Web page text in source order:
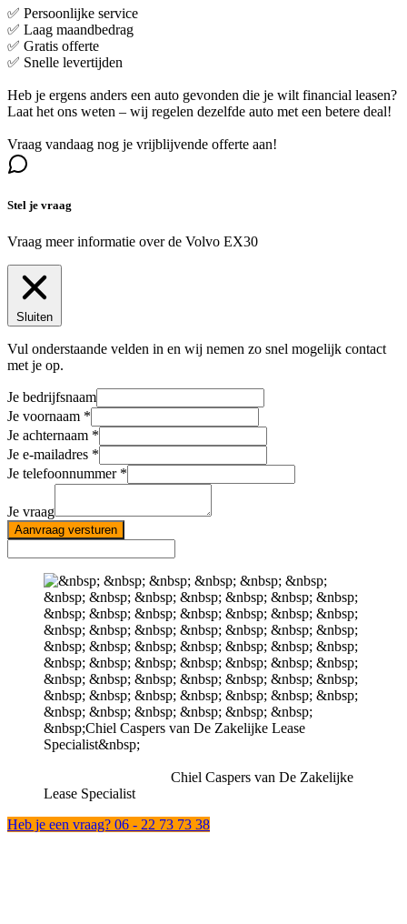
✅ Persoonlijke service
✅ Laag maandbedrag
✅ Gratis offerte
✅ Snelle levertijden
Heb je ergens anders een auto gevonden die je wilt financial leasen?
Laat het ons weten – wij regelen dezelfde auto met een betere deal!
Vraag vandaag nog je vrijblijvende offerte aan!
Stel je vraag
Vraag meer informatie over de Volvo EX30
Sluiten
Vul onderstaande velden in en wij nemen zo snel mogelijk contact
met je op.
Je bedrijfsnaam
Je voornaam
Je achternaam
Je e-mailadres
Je telefoonnummer
Je vraag
Aanvraag versturen
Chiel Caspers van De Zakelijke
Lease Specialist
Heb je een vraag? 06 - 22 73 73 38